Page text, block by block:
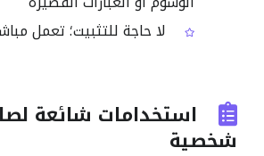
لا حاجة للتثبيت؛ تعمل
استخدامات شائعة
شخصية